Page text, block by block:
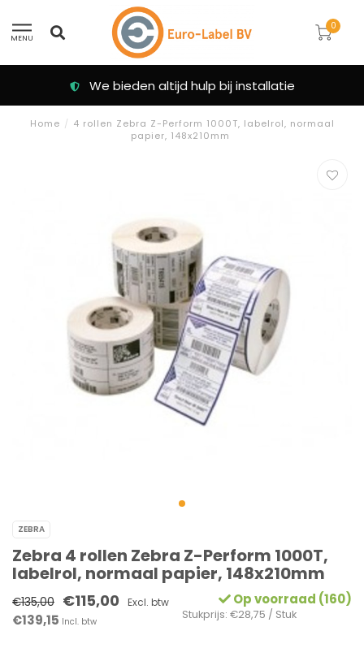
MENU
0
We bieden altijd hulp bij installatie
Home / 4 rollen Zebra Z-Perform 1000T, labelrol, normaal
papier, 148x210mm
ZEBRA
Zebra 4 rollen Zebra Z-Perform 1000T,
labelrol, normaal papier, 148x210mm
€135,00 €115,00 Excl. btw
€139,15 Incl. btw
Op voorraad (160)
Stukprijs: €28,75 / Stuk